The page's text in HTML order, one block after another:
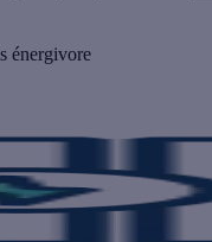
énergivore